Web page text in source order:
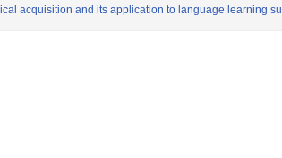
acquisition and its application to language learning